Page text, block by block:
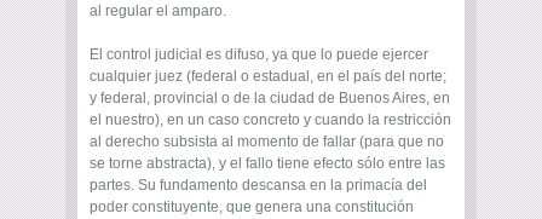
al regular el amparo.
El control judicial es difuso, ya que lo puede ejercer
cualquier juez (federal o estadual, en el país del norte;
y federal, provincial o de la ciudad de Buenos Aires, en
el nuestro), en un caso concreto y cuando la restricción
al derecho subsista al momento de fallar (para que no
se torne abstracta), y el fallo tiene efecto sólo entre las
partes. Su fundamento descansa en la primacía del
poder constituyente, que genera una constitución